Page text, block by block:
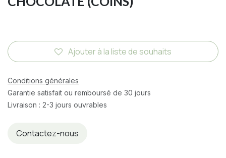
Ajouter à la liste de souhaits
Conditions générales
Garantie satisfait ou remboursé de 30 jours
Livraison : 2-3 jours ouvrables
Contactez-nous